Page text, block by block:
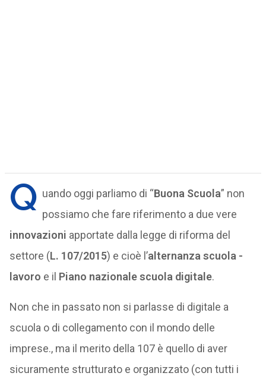
Q uando oggi parliamo di “Buona Scuola” non
possiamo che fare riferimento a due vere
innovazioni apportate dalla legge di riforma del
settore (L. 107/2015) e cioè l’alternanza scuola -
lavoro e il Piano nazionale scuola digitale.
Non che in passato non si parlasse di digitale a
scuola o di collegamento con il mondo delle
imprese., ma il merito della 107 è quello di aver
sicuramente strutturato e organizzato (con tutti i